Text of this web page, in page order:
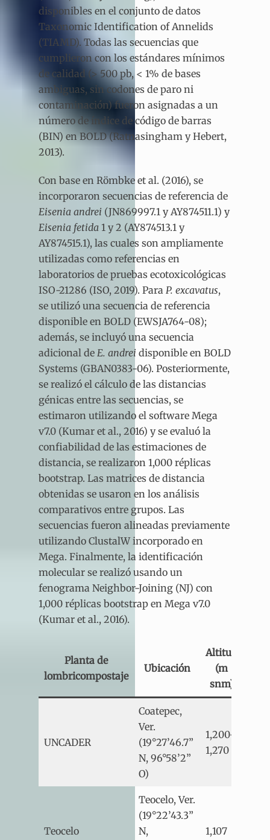
disponibles en el conjunto de datos
Taxonomic Identification of Annelids
(TIAMD). Todas las secuencias que
cumplieron con los estándares mínimos
de calidad (> 500 pb, < 1% de bases
ambiguas, sin codones de paro ni
contaminación) fueron asignadas a un
número de índice de código de barras
(BIN) en BOLD (Ratnasingham y Hebert,
2013).
Con base en Römbke et al. (2016), se
incorporaron secuencias de referencia de
Eisenia andrei (JN869997.1 y AY874511.1) y
Eisenia fetida 1 y 2 (AY874513.1 y
AY874515.1), las cuales son ampliamente
utilizadas como referencias en
laboratorios de pruebas ecotoxicológicas
ISO-21286 (ISO, 2019). Para P. excavatus,
se utilizó una secuencia de referencia
disponible en BOLD (EWSJA764-08);
además, se incluyó una secuencia
adicional de E. andrei disponible en BOLD
Systems (GBAN0383-06). Posteriormente,
se realizó el cálculo de las distancias
génicas entre las secuencias, se
estimaron utilizando el software Mega
v7.0 (Kumar et al., 2016) y se evaluó la
confiabilidad de las estimaciones de
distancia, se realizaron 1,000 réplicas
bootstrap. Las matrices de distancia
obtenidas se usaron en los análisis
comparativos entre grupos. Las
secuencias fueron alineadas previamente
utilizando ClustalW incorporado en
Mega. Finalmente, la identificación
molecular se realizó usando un
fenograma Neighbor-Joining (NJ) con
1,000 réplicas bootstrap en Mega v7.0
(Kumar et al., 2016).
Planta de
lombricompostaje
Ubicación
Altitud
(m
snm)
UNCADER
Coatepec,
Ver.
(19°27’46.7”
N, 96°58’2”
O)
1,200-
1,270
Teocelo
Teocelo, Ver.
(19°22’43.3”
N,
1,107